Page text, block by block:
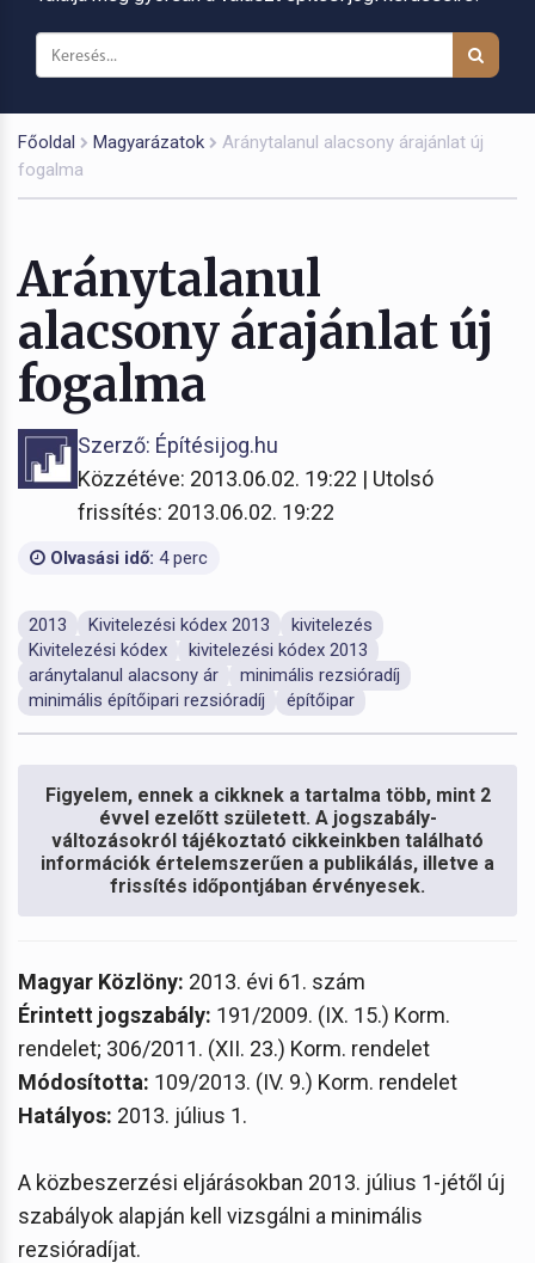
Főoldal Magyarázatok
Aránytalanul alacsony árajánlat új
fogalma
Aránytalanul
alacsony árajánlat új
fogalma
Szerző: Építésijog.hu
Közzétéve: 2013.06.02. 19:22 | Utolsó
frissítés: 2013.06.02. 19:22
Olvasási idő: 4 perc
2013 Kivitelezési kódex 2013
kivitelezés
Kivitelezési kódex
kivitelezési kódex 2013
aránytalanul alacsony ár
minimális rezsióradíj
minimális építőipari rezsióradíj
építőipar
Figyelem, ennek a cikknek a tartalma több, mint 2
évvel ezelőtt született. A jogszabály-
változásokról tájékoztató cikkeinkben található
információk értelemszerűen a publikálás, illetve a
frissítés időpontjában érvényesek.
Magyar Közlöny: 2013. évi 61. szám
Érintett jogszabály: 191/2009. (IX. 15.) Korm.
rendelet; 306/2011. (XII. 23.) Korm. rendelet
Módosította: 109/2013. (IV. 9.) Korm. rendelet
Hatályos: 2013. július 1.
A közbeszerzési eljárásokban 2013. július 1-jétől új
szabályok alapján kell vizsgálni a minimális
rezsióradíjat.